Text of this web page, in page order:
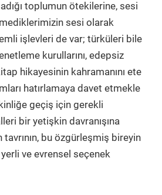
toplumun ötekilerine, sesi
sesi olarak
işlevleri de var; türküleri bile
kurullarını, edepsiz
hikayesinin kahramanını ete
hatırlamaya davet etmekle
geçiş için gerekli
bir yetişkin davranışına
bu özgürleşmiş bireyin
ve evrensel seçenek